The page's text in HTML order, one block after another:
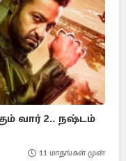
வார் 2.. நஷ்டம்
11 மாதங்கள் முன்